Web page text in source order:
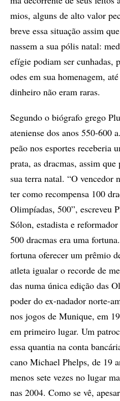
mi­os, al­guns de alto va­lor
bre­ve essa si­tu­a­ção as­sim
nas­sem a sua pó­lis na­tal:
efí­gie po­di­am ser cu­nha­das,
odes em sua ho­me­na­gem,
di­nhei­ro não eram ra­ras.
Se­gun­do o bi­ó­gra­fo gre­go
ate­ni­en­se dos anos 550-600
pe­ão nos es­por­tes re­ce­be­ria
pra­ta, as drac­mas, as­sim que
sua ter­ra na­tal. “O ven­ce­dor
ter como re­com­pen­sa 100
Olim­pí­a­das, 500”, es­cre­veu
Só­lon, es­ta­dis­ta e
500 drac­mas era uma
for­tu­na ofe­re­cer um prê­mio
atle­ta igua­lar o re­cor­de de
das numa úni­ca edi­ção das
po­der do ex-na­da­dor nor­te-
nos jo­gos de Mu­ni­que, em
em pri­mei­ro lu­gar. Um
essa quan­tia na con­ta
ca­no Mi­chael Phelps, de 19
me­nos sete ve­zes no lu­gar
nas 2004. Como se vê,